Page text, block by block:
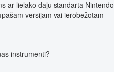
ar lielāko daļu standarta Nintendo
versijām vai ierobežotām
instrumenti?